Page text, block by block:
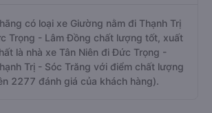
có loại xe Giường nằm đi Thạnh Trị
Trọng - Lâm Đồng chất lượng tốt, xuất
là nhà xe Tân Niên đi Đức Trọng -
Trị - Sóc Trăng với điểm chất lượng
2277 đánh giá của khách hàng).